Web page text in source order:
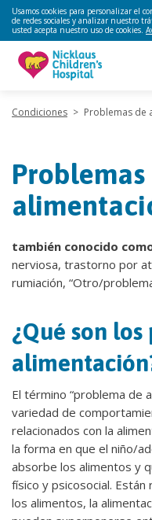
Usamos cookies para personalizar el
de redes sociales y analizar nuestro
usted acepta nuestro uso de cookies.
Condiciones > Problemas de
Problemas
también conocido
nerviosa, trastorno por
rumiación, “Otro/
¿Qué son
El término “problema de
variedad de
relacionados con la
la forma en que el niño/
absorbe los alimentos y
físico y psicosocial.
los alimentos, la